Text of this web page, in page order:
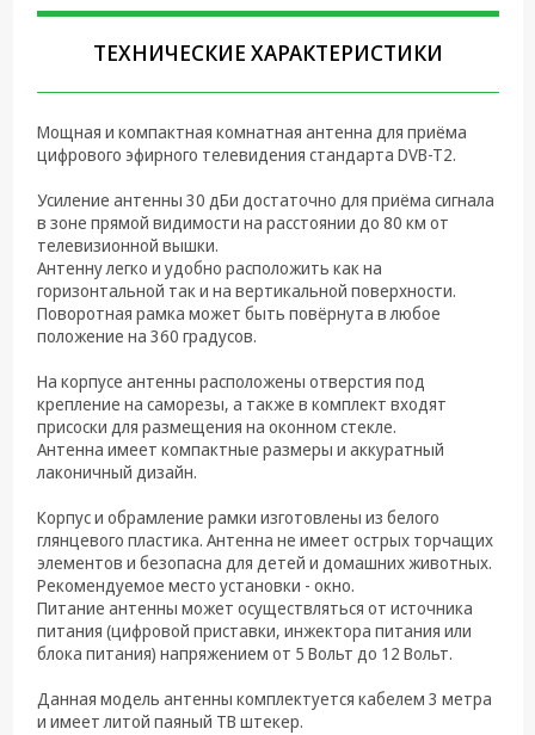
техника
Электрика
Товары для
дома и Бытовая
техника
Компьютерные
комплектующие
Системы
безопасности
ТЕХНИЧЕСКИЕ ХАРАКТЕРИСТИКИ
Мощная и компактная комнатная антенна для приёма
цифрового эфирного телевидения стандарта DVB-T2.
Усиление антенны 30 дБи достаточно для приёма сигнала
в зоне прямой видимости на расстоянии до 80 км от
телевизионной вышки.
Антенну легко и удобно расположить как на
горизонтальной так и на вертикальной поверхности.
Поворотная рамка может быть повёрнута в любое
положение на 360 градусов.
На корпусе антенны расположены отверстия под
крепление на саморезы, а также в комплект входят
присоски для размещения на оконном стекле.
Антенна имеет компактные размеры и аккуратный
лаконичный дизайн.
Корпус и обрамление рамки изготовлены из белого
глянцевого пластика. Антенна не имеет острых торчащих
элементов и безопасна для детей и домашних животных.
Рекомендуемое место установки - окно.
Питание антенны может осуществляться от источника
питания (цифровой приставки, инжектора питания или
блока питания) напряжением от 5 Вольт до 12 Вольт.
Данная модель антенны комплектуется кабелем 3 метра
и имеет литой паяный ТВ штекер.